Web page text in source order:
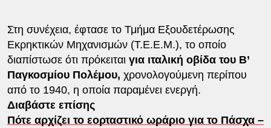
Στη συνέχεια, έφτασε το Τμήμα Εξουδετέρωσης
Εκρηκτικών Μηχανισμών (Τ.Ε.Ε.Μ.), το οποίο
διαπίστωσε ότι πρόκειται για ιταλική οβίδα του Β’
Παγκοσμίου Πολέμου, χρονολογούμενη περίπου
από το 1940, η οποία παραμένει ενεργή.
Διαβάστε επίσης
Πότε αρχίζει το εορταστικό ωράριο για το Πάσχα –